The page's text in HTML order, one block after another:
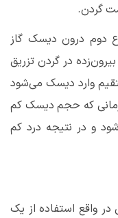
گردن.
دوم درون دیسک گاز
در گردن تزریق
وارد دیسک می‌شود
که حجم دیسک کم
و در نتیجه درد کم
واقع استفاده از یک